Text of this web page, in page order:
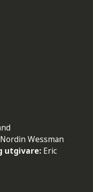
Wessman
utgivare: Eric